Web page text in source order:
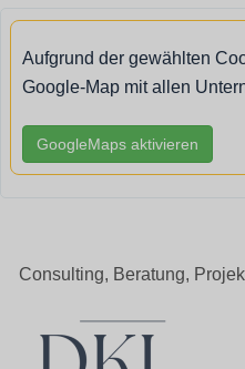
Aufgrund der gewählten
Google-Map mit allen
GoogleMaps aktivieren
Consulting, Beratung,